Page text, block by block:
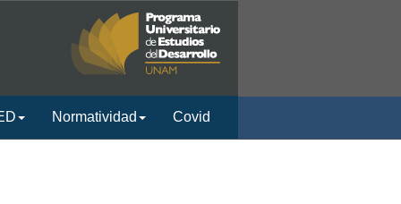
Normatividad Covid